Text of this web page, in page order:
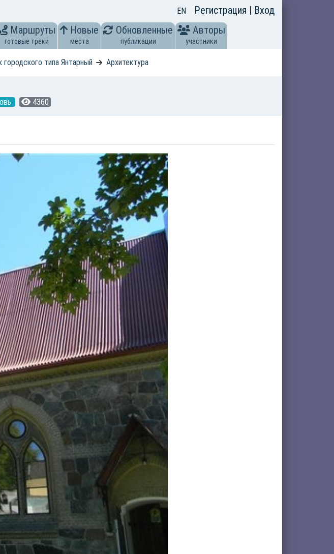
EN Регистрация | Вход
Маршруты
готовые треки
Новые
места
Обновленные
публикации
Авторы
участники
городского типа Янтарный Архитектура
4360